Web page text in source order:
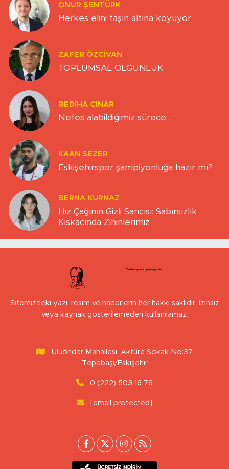
ONUR ŞENTÜRK
Herkes elini taşın altına koyuyor
ZAFER ÖZCIVAN
TOPLUMSAL OLGUNLUK
BEDIHA ÇINAR
Nefes alabildiğimiz sürece…
KAAN SEZER
Eskişehirspor şampiyonluğa hazır mı?
BERNA KURNAZ
Hız Çağının Gizli Sancısı: Sabırsızlık
Kıskacında Zihinlerimiz
Sitemizdeki yazı, resim ve haberlerin her hakkı saklıdır. İzinsiz
veya kaynak gösterilemeden kullanılamaz.
Uluönder Mahallesi, Aktüre Sokak No:37
Tepebaşı/Eskişehir
0 (222) 503 16 76
[email protected]